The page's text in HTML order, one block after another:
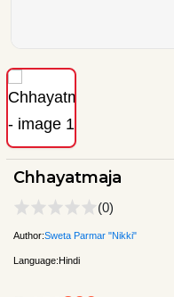
Chhayatmaja
(0)
Author:Sweta Parmar "Nikki"
Language:Hindi